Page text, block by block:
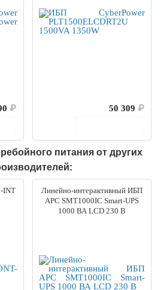
₽
50 309 ₽
питания от других
INT
Линейно-интерактивный ИБП
APC SMT1000IC Smart-UPS
1000 ВА LCD 230 В